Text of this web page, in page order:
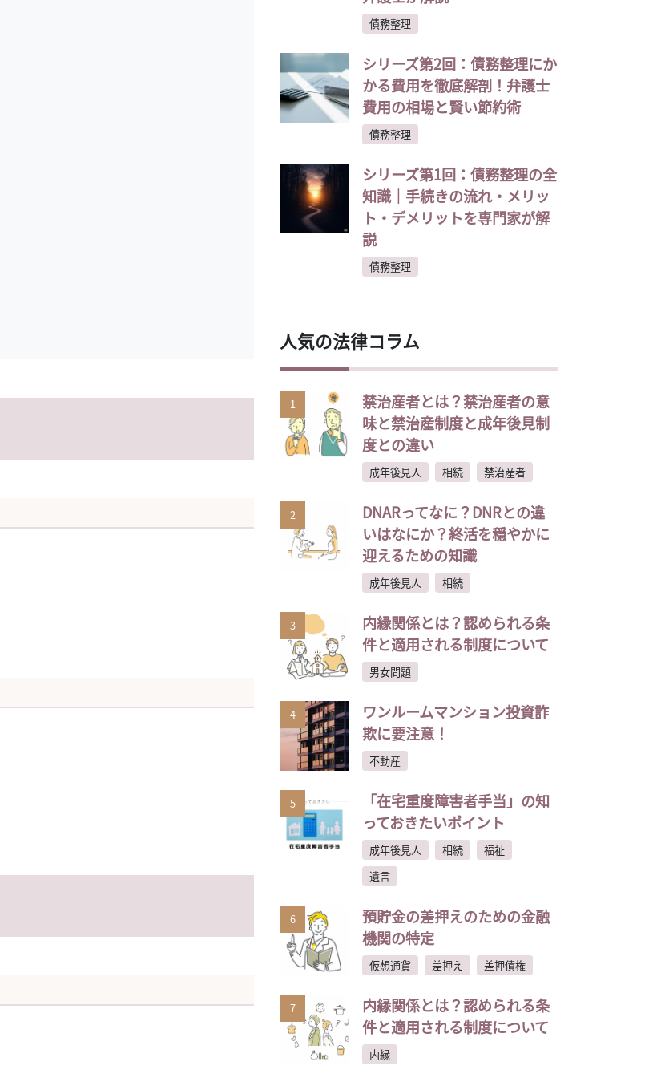
債務整理
シリーズ第2回：債務整理にか
かる費用を徹底解剖！弁護士
費用の相場と賢い節約術
債務整理
シリーズ第1回：債務整理の全
知識｜手続きの流れ・メリッ
ト・デメリットを専門家が解
説
債務整理
人気の法律コラム
1
禁治産者とは？禁治産者の意
味と禁治産制度と成年後見制
度との違い
成年後見人 相続 禁治産者
2
DNARってなに？DNRとの違
いはなにか？終活を穏やかに
迎えるための知識
成年後見人 相続
3
内縁関係とは？認められる条
件と適用される制度について
男女問題
4
ワンルームマンション投資詐
欺に要注意！
不動産
5
「在宅重度障害者手当」の知
っておきたいポイント
成年後見人 相続
福祉
遺言
6
預貯金の差押えのための金融
機関の特定
仮想通貨 差押え 差押債権
7
内縁関係とは？認められる条
件と適用される制度について
内縁